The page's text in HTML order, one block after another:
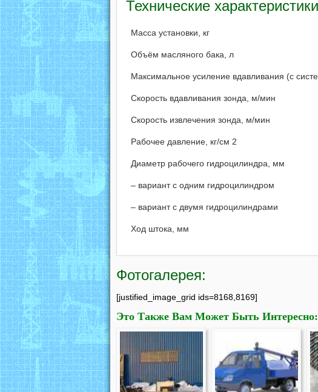
Технические характеристики
Масса установки, кг
Объём масляного бака, л
Максимальное усиление вдавливания (с
Скорость вдавливания зонда, м/мин
Скорость извлечения зонда, м/мин
Рабочее давление, кг/см 2
Диаметр рабочего гидроцилиндра, мм
– вариант с одним гидроцилиндром
– вариант с двумя гидроцилиндрами
Ход штока, мм
Фотогалерея:
[justified_image_grid ids=8168,8169]
Это Также Вам Может Быть Интересно: